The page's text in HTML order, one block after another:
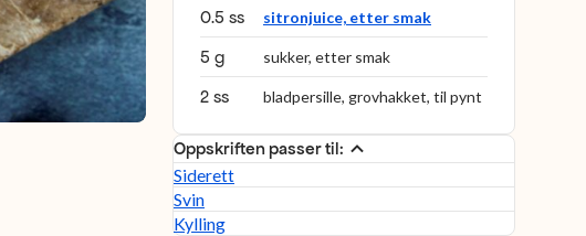
0.5 ss sitronjuice, etter smak
5 g sukker, etter smak
2 ss bladpersille, grovhakket, til pynt
Oppskriften passer til:
Siderett
Svin
Kylling